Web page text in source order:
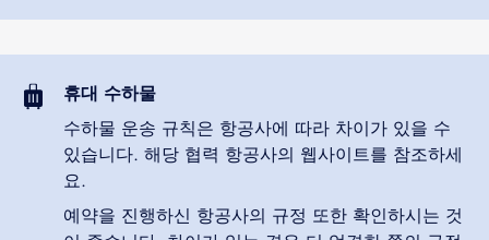
휴대 수하물
수하물 운송 규칙은 항공사에 따라 차이가 있을 수
있습니다. 해당 협력 항공사의 웹사이트를 참조하세
요.
예약을 진행하신 항공사의 규정 또한 확인하시는 것